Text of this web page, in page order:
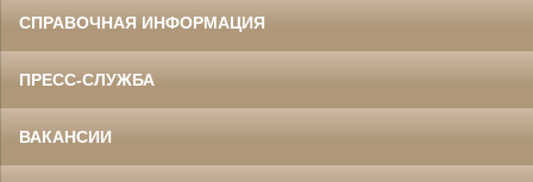
СПРАВОЧНАЯ ИНФОРМАЦИЯ
ПРЕСС-СЛУЖБА
ВАКАНСИИ